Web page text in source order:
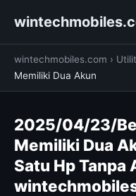
wintechmobiles.com ›
Memiliki Dua Akun
2025/04/23/
Memiliki Dua
Satu Hp Tanpa